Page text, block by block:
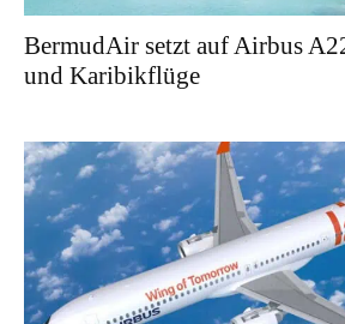
BermudAir setzt auf Airbus
und Karibikflüge